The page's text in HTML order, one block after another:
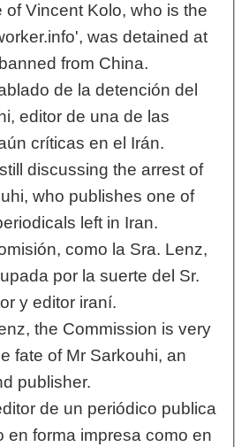
of Vincent Kolo, who is the
was detained at
from China.
de la detención del
editor de una de las
críticas en el Irán.
discussing the arrest of
who publishes one of
left in Iran.
como la Sra. Lenz,
por la suerte del Sr.
y editor iraní.
the Commission is very
fate of Mr Sarkouhi, an
publisher.
de un periódico publica
en forma impresa como en